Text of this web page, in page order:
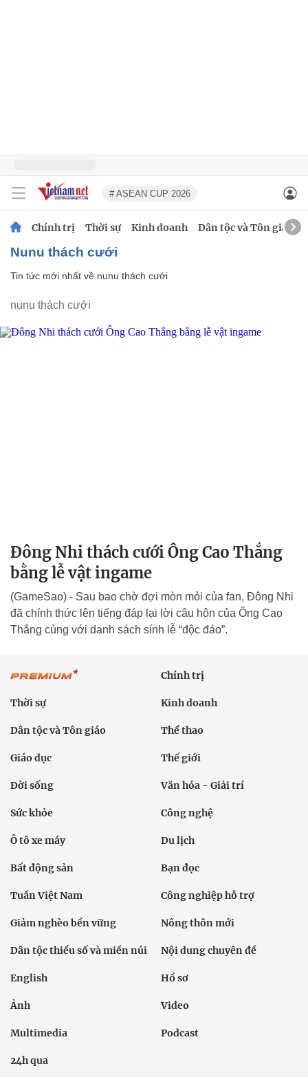
# ASEAN CUP 2026
Chính trị Thời sự Kinh doanh Dân tộc và Tôn giáo
nunu thách cưới
Tin tức mới nhất về nunu thách cưới
nunu thách cưới
Đông Nhi thách cưới Ông Cao Thắng
bằng lễ vật ingame
(GameSao) - Sau bao chờ đợi mòn mỏi của fan, Đông Nhi
đã chính thức lên tiếng đáp lại lời câu hôn của Ông Cao
Thắng cùng với danh sách sính lễ “độc đáo”.
Chính trị
Thời sự Kinh doanh
Dân tộc và Tôn giáo Thể thao
Giáo dục Thế giới
Đời sống Văn hóa - Giải trí
Sức khỏe Công nghệ
Ô tô xe máy Du lịch
Bất động sản Bạn đọc
Tuần Việt Nam Công nghiệp hỗ trợ
Giảm nghèo bền vững Nông thôn mới
Dân tộc thiểu số và miền núi Nội dung chuyên đề
English Hồ sơ
Ảnh Video
Multimedia Podcast
24h qua